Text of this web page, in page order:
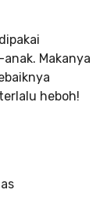
Makanya
heboh!